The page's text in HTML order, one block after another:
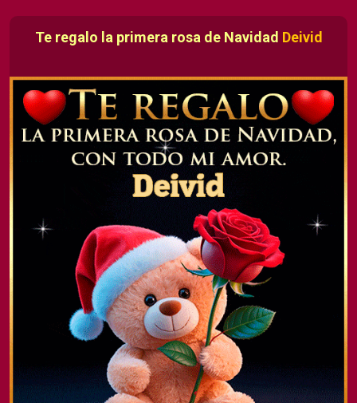
Te regalo la primera rosa de Navidad Deivid